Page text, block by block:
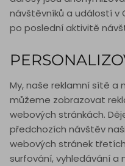
návštěvníků a událostí v
po poslední aktivitě
My, naše reklamní sítě a
můžeme zobrazovat
webových stránkách.
předchozích návštěv
webových stránek
surfování, vyhledávání a